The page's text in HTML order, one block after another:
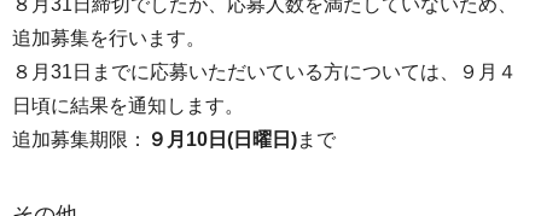
８月31日締切でしたが、応募人数を満たしていないため、
追加募集を行います。
８月31日までに応募いただいている方については、９月４
日頃に結果を通知します。
追加募集期限：
９月10日(日曜日)まで